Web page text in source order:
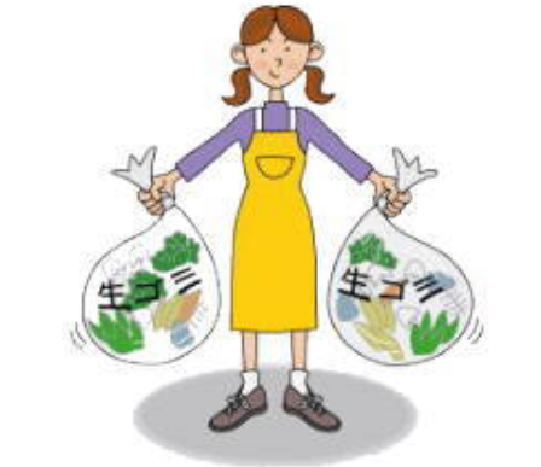
でご活用いただければ幸いです。平成25年4月1日から...